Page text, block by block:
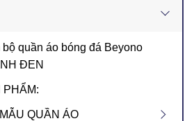
quần áo bóng đá Beyono
ĐEN
QUẦN ÁO